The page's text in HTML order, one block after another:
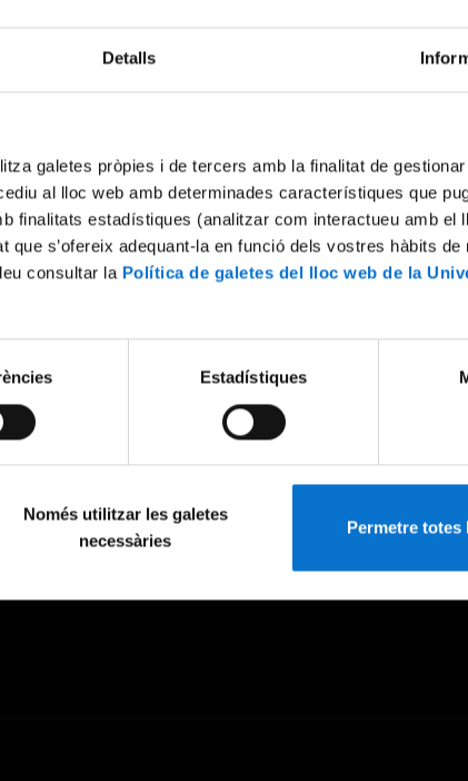
Detalls
galetes pròpies i de tercers amb la finalitat de
al lloc web amb determinades característiques que
finalitats estadístiques (analitzar com interactueu amb el
que s’ofereix adequant-la en funció dels vostres hàbits de
consultar la Política de galetes del lloc web de la
Estadístiques
Només utilitzar les galetes
necessàries
Permetre totes
Try again